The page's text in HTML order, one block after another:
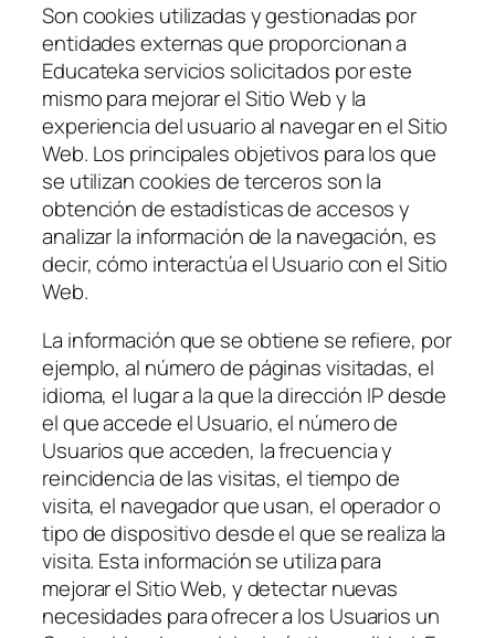
Son cookies utilizadas y gestionadas por
entidades externas que proporcionan a
Educateka servicios solicitados por este
mismo para mejorar el Sitio Web y la
experiencia del usuario al navegar en el Sitio
Web. Los principales objetivos para los que
se utilizan cookies de terceros son la
obtención de estadísticas de accesos y
analizar la información de la navegación, es
decir, cómo interactúa el Usuario con el Sitio
Web.
La información que se obtiene se refiere, por
ejemplo, al número de páginas visitadas, el
idioma, el lugar a la que la dirección IP desde
el que accede el Usuario, el número de
Usuarios que acceden, la frecuencia y
reincidencia de las visitas, el tiempo de
visita, el navegador que usan, el operador o
tipo de dispositivo desde el que se realiza la
visita. Esta información se utiliza para
mejorar el Sitio Web, y detectar nuevas
necesidades para ofrecer a los Usuarios un